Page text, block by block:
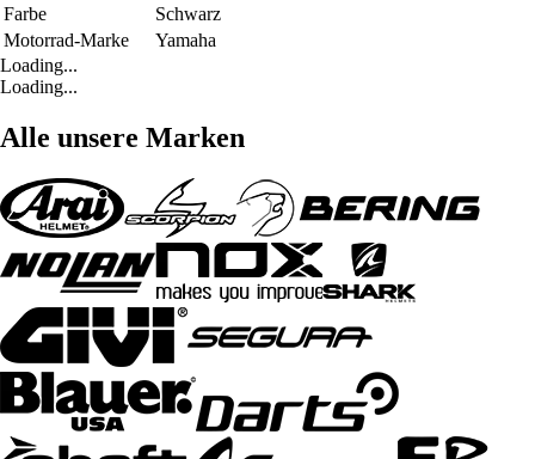
Farbe
Schwarz
Motorrad-Marke
Yamaha
Loading...
Loading...
Alle unsere Marken